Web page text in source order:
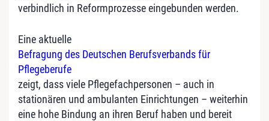
verbindlich in Reformprozesse eingebunden werden.
Eine aktuelle
Befragung des Deutschen Berufsverbands für
Pflegeberufe
zeigt, dass viele Pflegefachpersonen – auch in
stationären und ambulanten Einrichtungen – weiterhin
eine hohe Bindung an ihren Beruf haben und bereit